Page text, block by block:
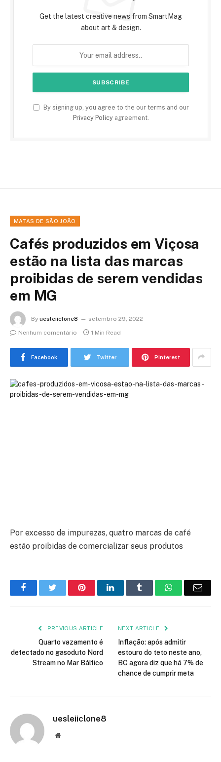
Get the latest creative news from SmartMag
about art & design.
By signing up, you agree to the our terms and our
Privacy Policyagreement.
MATAS DE SÃO JOÃO
Cafés produzidos em Viçosa
estão na lista das marcas
proibidas de serem vendidas
em MG
By uesleiiclone8
setembro 29, 2022
Nenhum comentário
1 Min Read
Facebook Twitter Pinterest
Por excesso de impurezas, quatro marcas de café
estão proibidas de comercializar seus produtos
FacebookTwitter PinterestLinkedIn Tumblr WhatsApp
PREVIOUS ARTICLE
Quarto vazamento é
detectado no gasoduto Nord
Stream no Mar Báltico
NEXT ARTICLE
Inflação: após admitir
estouro do teto neste ano,
BC agora diz que há 7% de
chance de cumprir meta
uesleiiclone8
Website